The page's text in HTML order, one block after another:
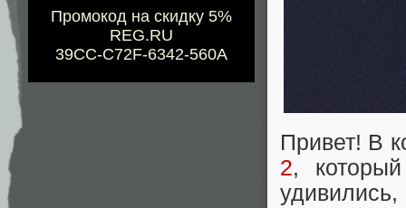
Промокод на скидку 5%
REG.RU
39CC-C72F-6342-560A
Привет! В
2,